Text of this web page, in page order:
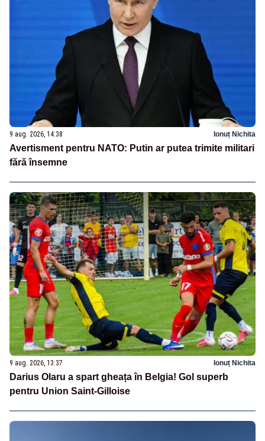
9 aug. 2026, 14:38 Ionuț Nichita
Avertisment pentru NATO: Putin ar putea trimite militari
fără însemne
9 aug. 2026, 13:37 Ionuț Nichita
Darius Olaru a spart gheața în Belgia! Gol superb
pentru Union Saint-Gilloise